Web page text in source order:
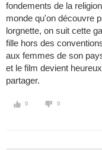
fondements de la
monde qu'on découvre
lorgnette, on suit cette
fille hors des
aux femmes de son
et le film devient
partager.
0 0